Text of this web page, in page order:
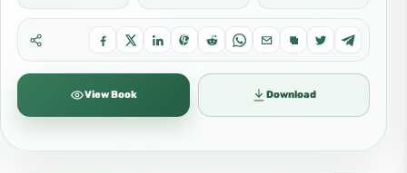
View Book Download